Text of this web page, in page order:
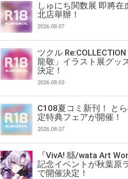
しゅにち関数展 即將在
北店舉辦！
2026.08.07
ツクル
龍敬」イラスト展グッ
決定！
2026.08.03
C108夏コミ新刊！ と
定特典フェアが開催！
2026.08.07
『VivA! 緜/wata Art
記念イベントが秋葉原
で開催決定！